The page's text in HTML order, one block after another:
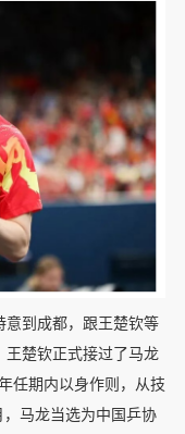
意到成都，跟王楚钦等
王楚钦正式接过了马龙
任期内以身作则，从技
马龙当选为中国乒协